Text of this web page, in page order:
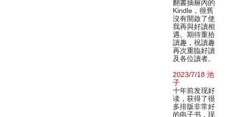
翻書抽屜內的
Kindle，很舊
沒有開啟了使
我再與好讀相
遇。期待重拾
讀趣，祝讀趣
再次重臨好讀
及各位讀者。
2023/7/18 池
子
十年前发现好
读，获得了很
多排版非常好
的电子书，现